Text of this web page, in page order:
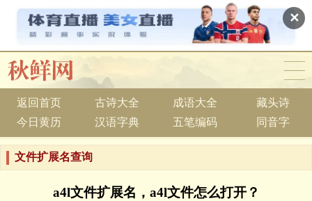
✕
返回首页 古诗大全 成语大全
藏头诗
今日黄历
汉语字典 五笔编码 同音字
文件扩展名查询
a4l文件扩展名，a4l文件怎么打开？